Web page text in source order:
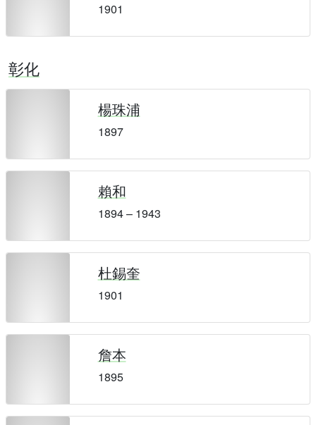
1901
彰化
楊珠浦
1897
賴和
1894 – 1943
杜錫奎
1901
詹本
1895